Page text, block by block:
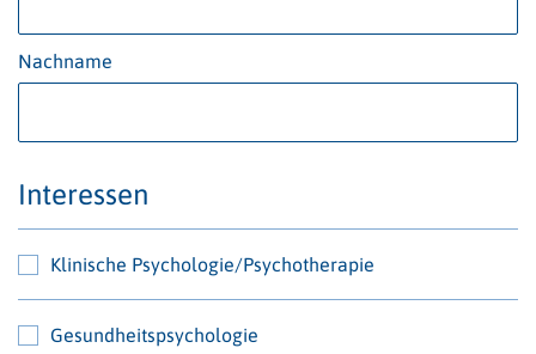
Nachname
Interessen
Klinische Psychologie/Psychotherapie
Gesundheitspsychologie